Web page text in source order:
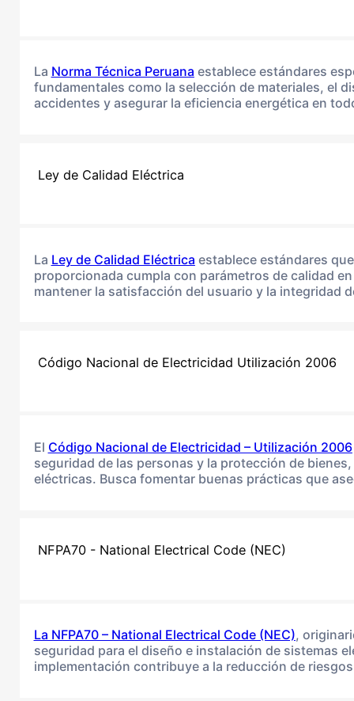
La Norma Técnica Peruana establece estándares
fundamentales como la selección de materiales, el
accidentes y asegurar la eficiencia energética en
Ley de Calidad Eléctrica
La Ley de Calidad Eléctrica establece estándares
proporcionada cumpla con parámetros de calidad
mantener la satisfacción del usuario y la integridad
Código Nacional de Electricidad Utilización 2006
El Código Nacional de Electricidad – Utilización 2006
seguridad de las personas y la protección de
eléctricas. Busca fomentar buenas prácticas que
NFPA70 - National Electrical Code (NEC)
La NFPA70 – National Electrical Code (NEC),
seguridad para el diseño e instalación de sistemas
implementación contribuye a la reducción de